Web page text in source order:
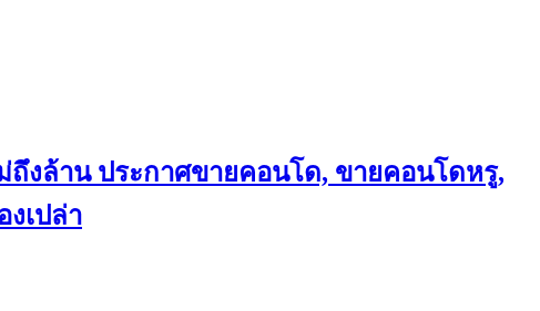
ถึงล้าน ประกาศขายคอนโด, ขายคอนโดหรู,
เปล่า